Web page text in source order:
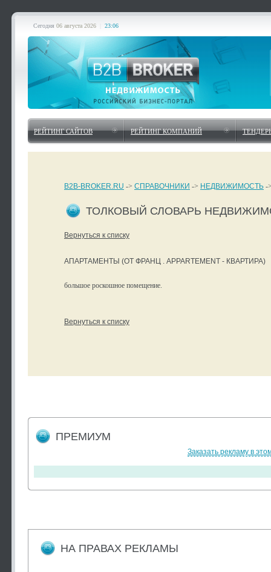
Сегодня 06 августа 2026 23:06
РЕЙТИНГ САЙТОВ РЕЙТИНГ КОМПАНИЙ
B2B-BROKER.RU -> СПРАВОЧНИКИ -> НЕДВИЖИМОСТЬ -
ТОЛКОВЫЙ СЛОВАРЬ
Вернуться к списку
АПАРТАМЕНТЫ (ОТ ФРАНЦ . APPARTEMENT - КВАРТИРА)
большое роскошное помещение.
Вернуться к списку
ПРЕМИУМ
Заказать рекламу в
НА ПРАВАХ РЕКЛАМЫ